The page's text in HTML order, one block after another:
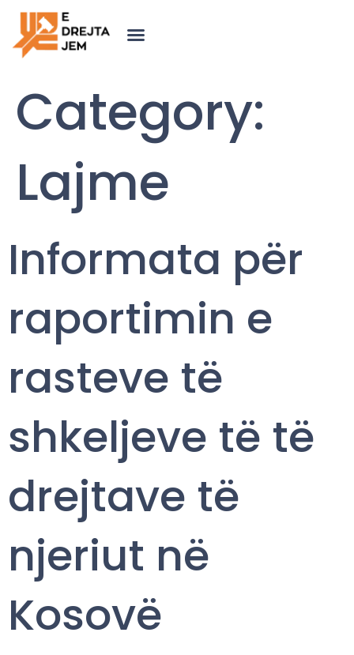
Category:
Lajme
Informata për
raportimin e
rasteve të
shkeljeve të të
drejtave të
njeriut në
Kosovë